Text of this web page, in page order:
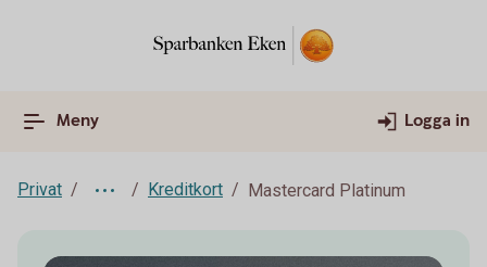
Meny Logga in
Privat Kreditkort Mastercard Platinum